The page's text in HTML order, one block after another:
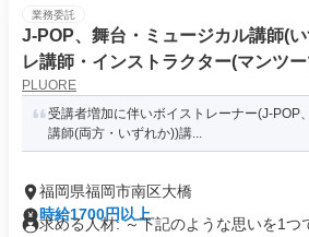
業務委託
J-POP、舞台・ミュージカル講師(
レ講師・インストラクター(マンツ
PLUORE
受講者増加に伴いボイストレーナー(J-POP
講師(両方・いずれか))講...
福岡県福岡市南区大橋
時給1700円以上
求める人材: ～下記のような思いを1つ